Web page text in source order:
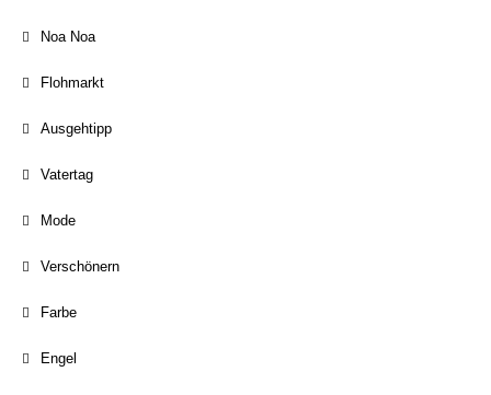
Noa Noa
Flohmarkt
Ausgehtipp
Vatertag
Mode
Verschönern
Farbe
Engel